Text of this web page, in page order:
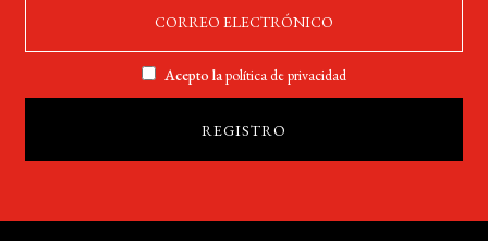
Acepto lapolítica de privacidad